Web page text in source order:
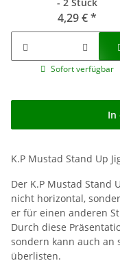
4,29 €*
Sofort verfügbar
In
K.P Mustad Stand Up
Der K.P Mustad Stand
nicht horizontal,
er für einen anderen
Durch diese
sondern kann auch an
überlisten.